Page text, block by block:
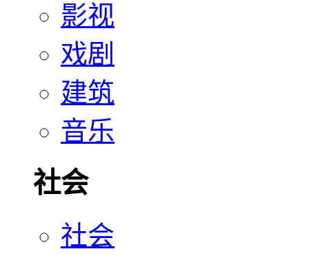
影视
戏剧
建筑
音乐
社会
社会